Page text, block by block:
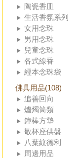
陶瓷香皿
生活香氛系列
女用念珠
男用念珠
兒童念珠
各式線香
經本念珠袋
佛具用品(108)
追善回向
爐燭筒類
鐘棒方墊
敬杯座供盤
八葉紋德利
周邊用品